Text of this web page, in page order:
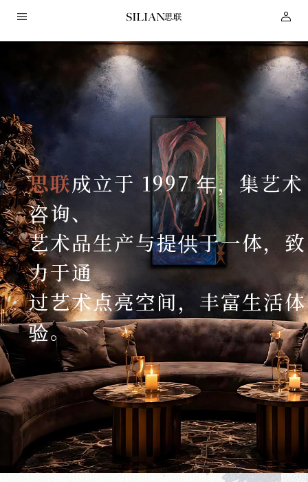
思联成立于 1997 年，集艺术
咨询、
艺术品生产与提供于一体，致
力于通
过艺术点亮空间，丰富生活体
验。
HOME
关
于
我
们
服
务
目
思
联